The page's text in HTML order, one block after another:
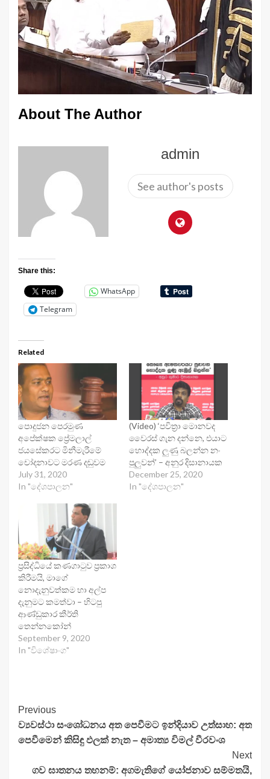
About The Author
admin
See author's posts
Share this:
WhatsApp
Telegram
Related
පොදුජන පෙරමුණ
අපේක්ෂක ප්‍රේමලාල්
ජයසේකරට මිනීමැරීමේ
චෝදනාවට මරණ දඬුවම
July 31, 2020
In "දේශපාලන"
(Video) ‘පවිත්‍රා මොනවද
වෛරස් ගැන දන්නෙ, එයාට
හොද්දක ලුණු බලන්න නං
පුලුවන්’ – අනුර දිසානායක
December 25, 2020
In "දේශපාලන"
ප්‍රසිද්ධියේ කණගාටුව ප්‍රකාශ
කිරීමයි, මාගේ
නොදැනුවත්කම හා අල්ප
දැනුමට කමත්වා – හිටපු
ආණ්ඩුකාර කීර්ති
තෙන්නකෝන්
September 9, 2020
In "විශේෂාංග"
Continue
Reading
Previous
ව්‍යවස්ථා සංශෝධනය අත පෙවීමට ඉන්දියාව උත්සාහ: අත
පෙවීමෙන් කිසිඳු ඵලක් නැත – අමාත්‍ය විමල් වීරවංශ
Next
ගව ඝාතනය තහනම්: අගමැතිගේ යෝජනාව සම්මතයි,